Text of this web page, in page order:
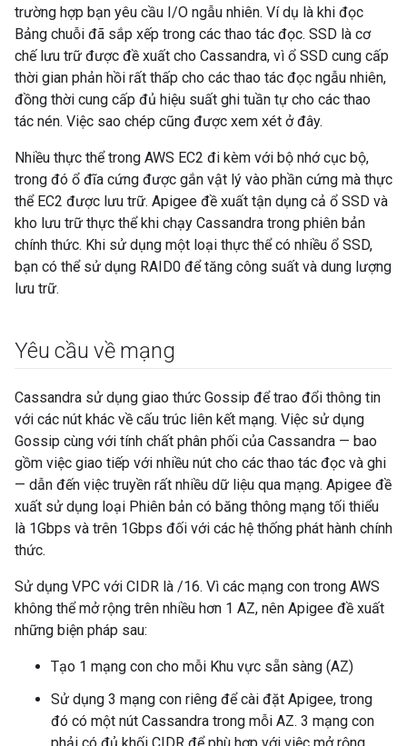
trường hợp bạn yêu cầu I/O ngẫu nhiên. Ví dụ là khi đọc
Bảng chuỗi đã sắp xếp trong các thao tác đọc. SSD là cơ
chế lưu trữ được đề xuất cho Cassandra, vì ổ SSD cung cấp
thời gian phản hồi rất thấp cho các thao tác đọc ngẫu nhiên,
đồng thời cung cấp đủ hiệu suất ghi tuần tự cho các thao
tác nén. Việc sao chép cũng được xem xét ở đây.
Nhiều thực thể trong AWS EC2 đi kèm với bộ nhớ cục bộ,
trong đó ổ đĩa cứng được gắn vật lý vào phần cứng mà thực
thể EC2 được lưu trữ. Apigee đề xuất tận dụng cả ổ SSD và
kho lưu trữ thực thể khi chạy Cassandra trong phiên bản
chính thức. Khi sử dụng một loại thực thể có nhiều ổ SSD,
bạn có thể sử dụng RAID0 để tăng công suất và dung lượng
lưu trữ.
Yêu cầu về mạng
Cassandra sử dụng giao thức Gossip để trao đổi thông tin
với các nút khác về cấu trúc liên kết mạng. Việc sử dụng
Gossip cùng với tính chất phân phối của Cassandra — bao
gồm việc giao tiếp với nhiều nút cho các thao tác đọc và ghi
— dẫn đến việc truyền rất nhiều dữ liệu qua mạng. Apigee đề
xuất sử dụng loại Phiên bản có băng thông mạng tối thiểu
là 1Gbps và trên 1Gbps đối với các hệ thống phát hành chính
thức.
Sử dụng VPC với CIDR là /16. Vì các mạng con trong AWS
không thể mở rộng trên nhiều hơn 1 AZ, nên Apigee đề xuất
những biện pháp sau:
Tạo 1 mạng con cho mỗi Khu vực sẵn sàng (AZ)
Sử dụng 3 mạng con riêng để cài đặt Apigee, trong
đó có một nút Cassandra trong mỗi AZ. 3 mạng con